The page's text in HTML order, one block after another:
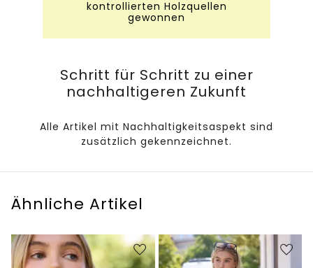
kontrollierten Holzquellen
gewonnen
Schritt für Schritt zu einer
nachhaltigeren Zukunft
Alle Artikel mit Nachhaltigkeitsaspekt sind
zusätzlich gekennzeichnet.
Ähnliche Artikel